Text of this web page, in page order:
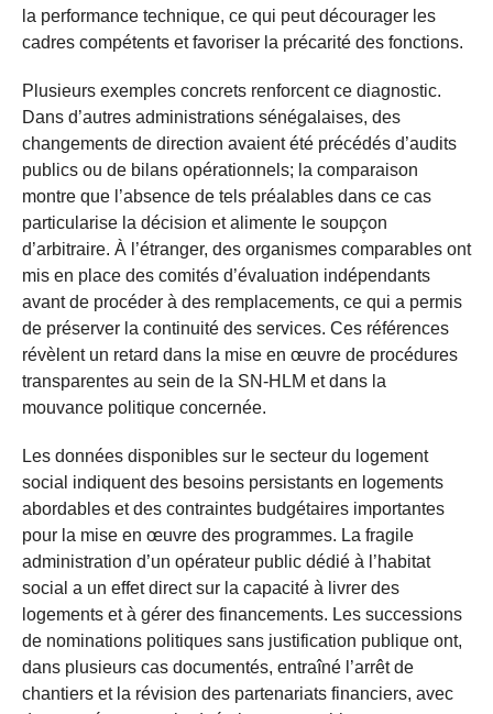
la performance technique, ce qui peut décourager les
cadres compétents et favoriser la précarité des fonctions.
Plusieurs exemples concrets renforcent ce diagnostic.
Dans d’autres administrations sénégalaises, des
changements de direction avaient été précédés d’audits
publics ou de bilans opérationnels; la comparaison
montre que l’absence de tels préalables dans ce cas
particularise la décision et alimente le soupçon
d’arbitraire. À l’étranger, des organismes comparables ont
mis en place des comités d’évaluation indépendants
avant de procéder à des remplacements, ce qui a permis
de préserver la continuité des services. Ces références
révèlent un retard dans la mise en œuvre de procédures
transparentes au sein de la SN-HLM et dans la
mouvance politique concernée.
Les données disponibles sur le secteur du logement
social indiquent des besoins persistants en logements
abordables et des contraintes budgétaires importantes
pour la mise en œuvre des programmes. La fragile
administration d’un opérateur public dédié à l’habitat
social a un effet direct sur la capacité à livrer des
logements et à gérer des financements. Les successions
de nominations politiques sans justification publique ont,
dans plusieurs cas documentés, entraîné l’arrêt de
chantiers et la révision des partenariats financiers, avec